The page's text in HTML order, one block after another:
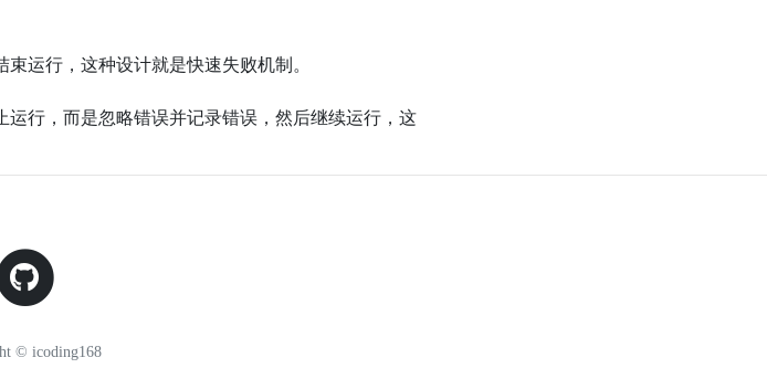
运行，这种设计就是快速失败机制。
行，而是忽略错误并记录错误，然后继续运行，这
© icoding168